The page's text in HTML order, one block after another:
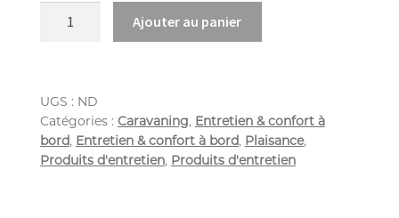
Ajouter au panier
UGS : ND
Catégories : Caravaning, Entretien & confort à
bord, Entretien & confort à bord, Plaisance,
Produits d'entretien, Produits d'entretien